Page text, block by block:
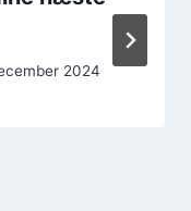
2024